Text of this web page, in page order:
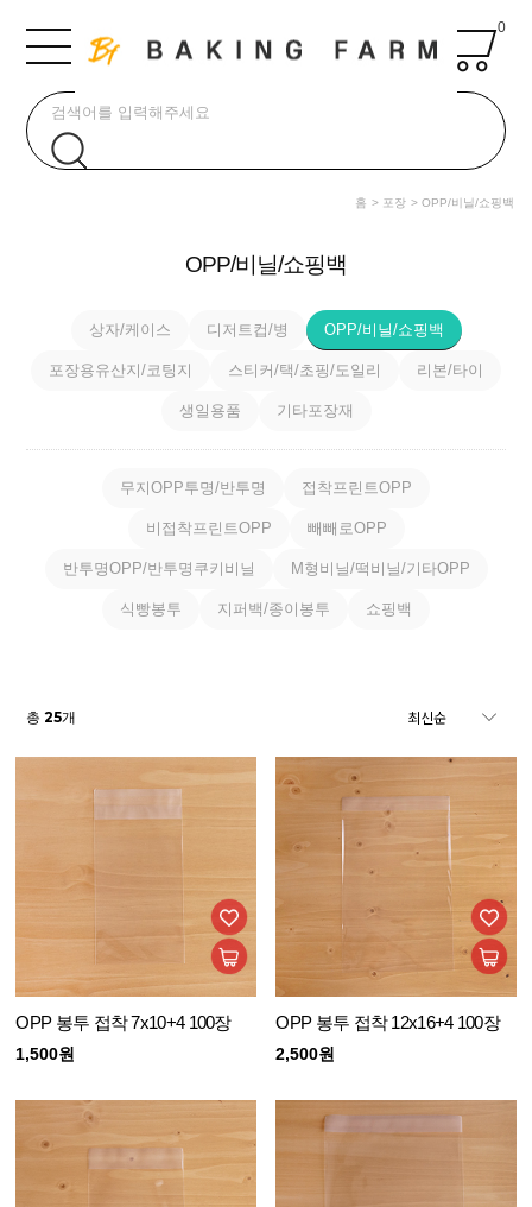
0
홈 포장 OPP/비닐/쇼핑백
OPP/비닐/쇼핑백
상자/케이스 디저트컵/병 OPP/비닐/쇼핑백
포장용유산지/코팅지 스티커/택/초핑/도일리 리본/타이
생일용품 기타포장재
무지OPP투명/반투명 접착프린트OPP
비접착프린트OPP 빼빼로OPP
반투명OPP/반투명쿠키비닐 M형비닐/떡비닐/기타OPP
식빵봉투 지퍼백/종이봉투 쇼핑백
총25개
OPP 봉투 접착 7x10+4 100장
1,500원
OPP 봉투 접착 12x16+4 100장
2,500원